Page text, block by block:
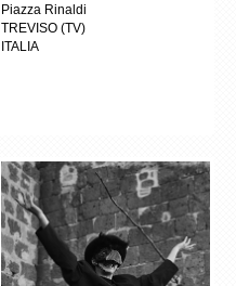
Piazza Rinaldi
TREVISO(TV)
ITALIA